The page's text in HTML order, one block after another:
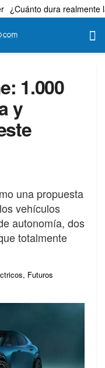
¿Cuánto dura realmente
1.000
y
una propuesta
vehículos
autonomía, dos
totalmente
, Futuros